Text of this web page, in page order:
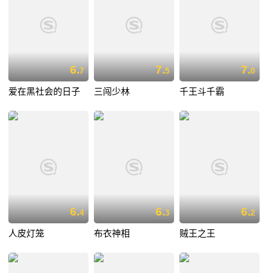
6.7
爱在黑社会的日子
7.5
三闯少林
7.0
千王斗千霸
6.4
人皮灯笼
6.3
布衣神相
6.2
贼王之王